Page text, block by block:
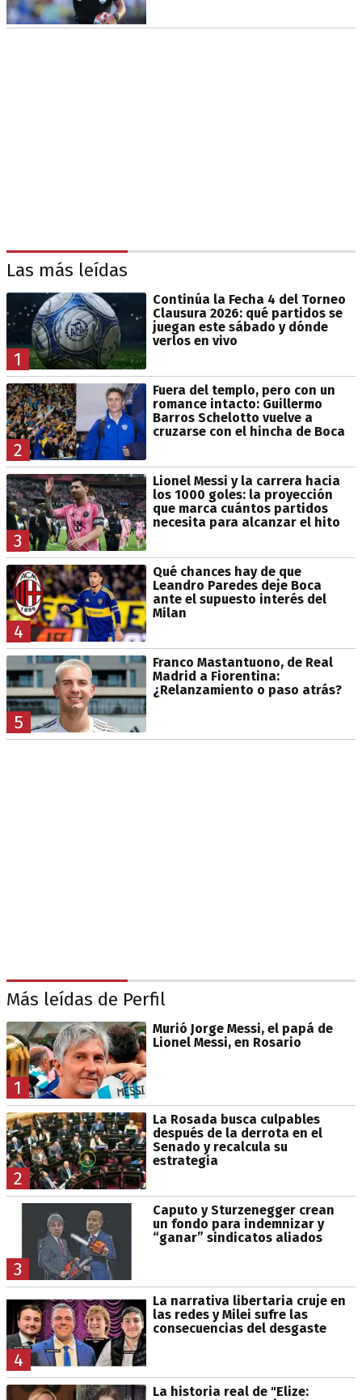
Las más leídas
1
Continúa la Fecha 4 del Torneo
Clausura 2026: qué partidos se
juegan este sábado y dónde
verlos en vivo
2
Fuera del templo, pero con un
romance intacto: Guillermo
Barros Schelotto vuelve a
cruzarse con el hincha de Boca
3
Lionel Messi y la carrera hacia
los 1000 goles: la proyección
que marca cuántos partidos
necesita para alcanzar el hito
4
Qué chances hay de que
Leandro Paredes deje Boca
ante el supuesto interés del
Milan
5
Franco Mastantuono, de Real
Madrid a Fiorentina:
¿Relanzamiento o paso atrás?
Más leídas de Perfil
1
Murió Jorge Messi, el papá de
Lionel Messi, en Rosario
2
La Rosada busca culpables
después de la derrota en el
Senado y recalcula su
estrategia
3
Caputo y Sturzenegger crean
un fondo para indemnizar y
“ganar” sindicatos aliados
4
La narrativa libertaria cruje en
las redes y Milei sufre las
consecuencias del desgaste
La historia real de "Elize: